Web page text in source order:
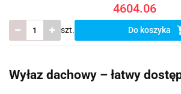
4604.06
szt. Do koszyka
Wyłaz dachowy – łatwy